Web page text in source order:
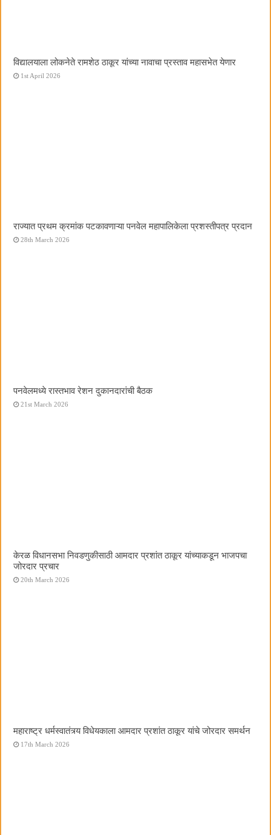
विद्यालयाला लोकनेते रामशेठ ठाकूर यांच्या नावाचा प्रस्ताव महासभेत येणार
1st April 2026
राज्यात प्रथम क्रमांक पटकावणाऱ्या पनवेल महापालिकेला प्रशस्तीपत्र प्रदान
28th March 2026
पनवेलमध्ये रास्तभाव रेशन दुकानदारांची बैठक
21st March 2026
केरळ विधानसभा निवडणुकीसाठी आमदार प्रशांत ठाकूर यांच्याकडून भाजपचा
जोरदार प्रचार
20th March 2026
महाराष्ट्र धर्मस्वातंत्र्य विधेयकाला आमदार प्रशांत ठाकूर यांचे जोरदार समर्थन
17th March 2026